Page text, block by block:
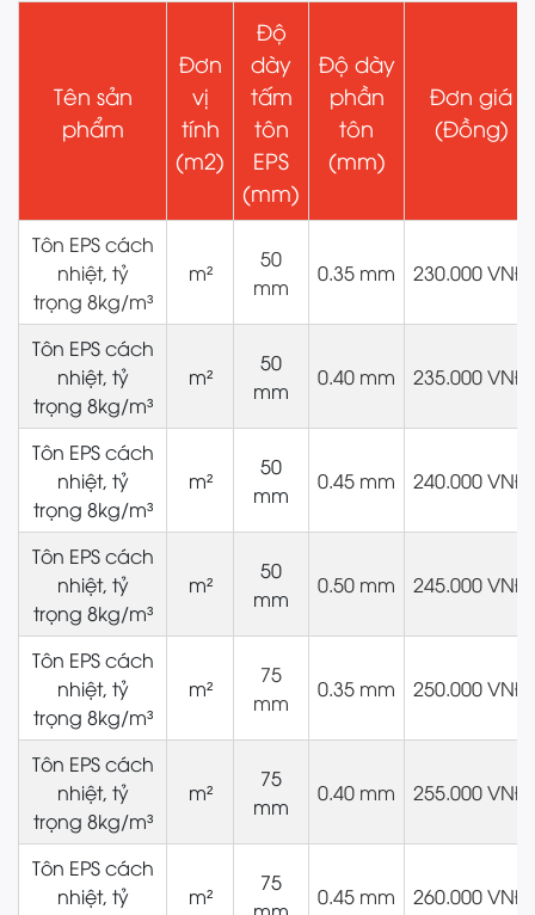
Tên sản
phẩm
Đơn
vị
tính
(m2)
Độ
dày
tấm
tôn
EPS
(mm)
Độ dày
phần
tôn
(mm)
Đơn giá
(Đồng)
Tôn EPS cách
nhiệt, tỷ
trọng 8kg/m³
m²
50
mm
0.35 mm 230.000 VNĐ
Tôn EPS cách
nhiệt, tỷ
trọng 8kg/m³
m²
50
mm
0.40 mm 235.000 VNĐ
Tôn EPS cách
nhiệt, tỷ
trọng 8kg/m³
m²
50
mm
0.45 mm 240.000 VNĐ
Tôn EPS cách
nhiệt, tỷ
trọng 8kg/m³
m²
50
mm
0.50 mm 245.000 VNĐ
Tôn EPS cách
nhiệt, tỷ
trọng 8kg/m³
m²
75
mm
0.35 mm 250.000 VNĐ
Tôn EPS cách
nhiệt, tỷ
trọng 8kg/m³
m²
75
mm
0.40 mm 255.000 VNĐ
Tôn EPS cách
nhiệt, tỷ
m²
75
0.45 mm 260.000 VNĐ